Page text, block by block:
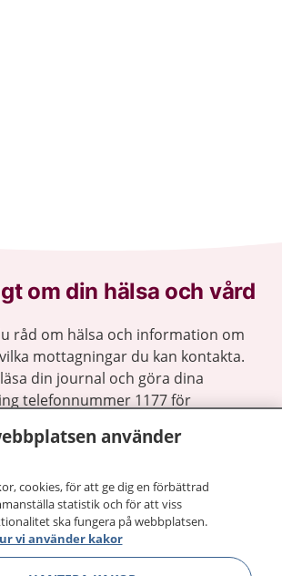
om din hälsa och vård
råd om hälsa och information om
mottagningar du kan kontakta.
din journal och göra dina
telefonnummer 1177 för
när du vill må bättre.
Visa
använder
cookies, för att ge dig en förbättrad
statistik och för att viss
ska fungera på webbplatsen.
vi använder kakor